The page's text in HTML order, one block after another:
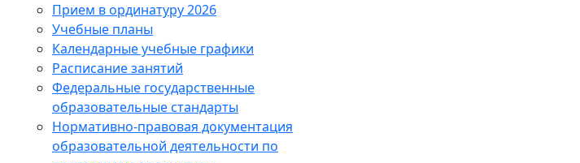
Прием в ординатуру 2026
Учебные планы
Календарные учебные графики
Расписание занятий
Федеральные государственные
образовательные стандарты
Нормативно-правовая документация
образовательной деятельности по